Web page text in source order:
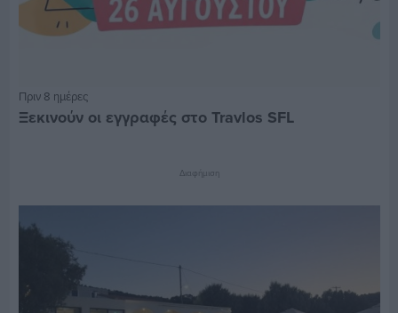
Πριν 8 ημέρες
Ξεκινούν οι εγγραφές στο Travlos SFL
Διαφήμιση